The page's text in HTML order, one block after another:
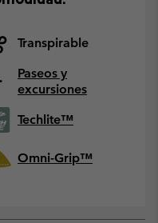
Transpirable
Paseos y
excursiones
Techlite™
Omni-Grip™